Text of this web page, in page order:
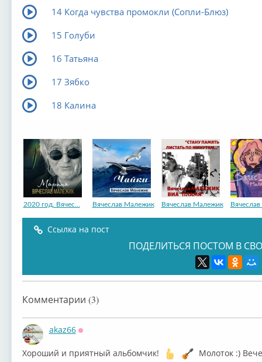
14 Когда чувства промокли (Сопли-Блюз)
15 Голуби
16 Татьяна
17 Зябко
18 Калина
2020 год. Вячес... Вячеслав Малежик Вячеслав Малежик
Ссылка на пост
ПОДЕЛИТЬСЯ ПОСТОМ В
Комментарии (3)
akaz66
Хороший и приятный альбомчик!
Молоток :)